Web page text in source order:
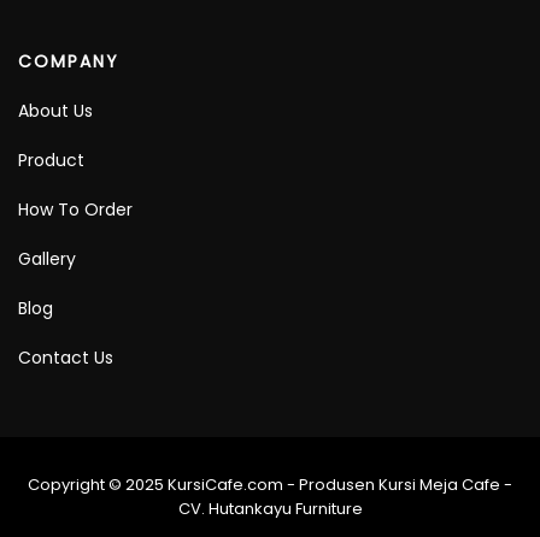
COMPANY
About Us
Product
How To Order
Gallery
Blog
Contact Us
Copyright © 2025 KursiCafe.com - Produsen Kursi Meja Cafe -
CV. Hutankayu Furniture